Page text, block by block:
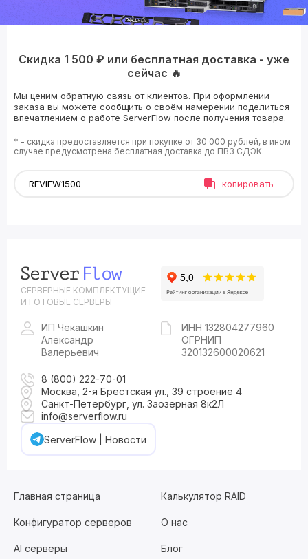
Скидка 1 500 ₽ или бесплатная доставка - уже
сейчас 🔥
Мы ценим обратную связь от клиентов. При оформлении
заказа вы можете сообщить о своём намерении поделиться
впечатлением о работе ServerFlow после получения товара.
* - скидка предоставляется при покупке от 30 000 рублей, в ином
случае предусмотрена бесплатная доставка до ПВЗ СДЭК.
копировать
СЕРВЕРНЫЕ КОМПЛЕКТУЩИЕ
И ГОТОВЫЕ СЕРВЕРЫ
ИП Чекашкин
Александр
Валерьевич
ИНН 132804277960
ОГРНИП
320132600020621
8 (800) 222-70-01
Москва, 2-я Брестская ул., 39 строение 4
Санкт-Петербург, ул. Заозерная 8к2Л
info@serverflow.ru
ServerFlow | Новости
Главная страница Калькулятор RAID
Конфигуратор серверов О нас
AI серверы Блог